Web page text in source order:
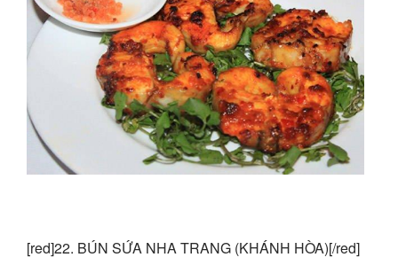
[red]22. BÚN SỨA NHA TRANG (KHÁNH HÒA)[/red]